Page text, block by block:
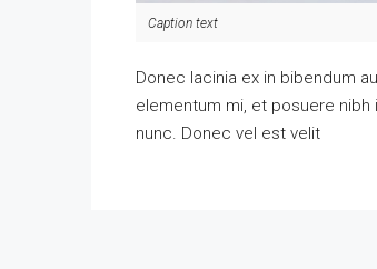
Caption text
Donec lacinia ex in bibendum
elementum mi, et posuere
nunc. Donec vel est velit